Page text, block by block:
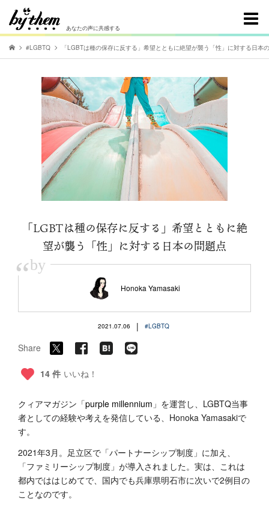
あなたの声に共感する
#LGBTQ 「LGBTは種の保存に反する」希望とともに絶望が襲う「性」に対する日本
「LGBTは種の保存に反する」希望とともに絶
望が襲う「性」に対する日本の問題点
“by
Honoka Yamasaki
2021.07.06 | #LGBTQ
Share
14 件 いいね！
クィアマガジン「purple millennium 」を運営し、LGBTQ当事
者としての経験や考えを発信している、Honoka Yamasakiで
す。
2021年3月。足立区で「パートナーシップ制度」に加え、
「ファミリーシップ制度」が導入されました。実は、これは
都内でははじめてで、国内でも兵庫県明石市に次いで2例目の
ことなのです。